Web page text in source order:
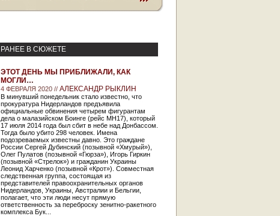
РАНЕЕ В СЮЖЕТЕ
ЭТОТ ДЕНЬ МЫ ПРИБЛИЖАЛИ, КАК
МОГЛИ…
4 ФЕВРАЛЯ 2020 // АЛЕКСАНДР РЫКЛИН
В минувший понедельник стало известно, что
прокуратура Нидерландов предъявила
официальные обвинения четырем фигурантам
дела о малазийском Боинге (рейс MH17), который
17 июля 2014 года был сбит в небе над Донбассом.
Тогда было убито 298 человек. Имена
подозреваемых известны давно. Это граждане
России Сергей Дубинский (позывной «Хмурый»),
Олег Пулатов (позывной «Гюрза»), Игорь Гиркин
(позывной «Стрелок») и гражданин Украины
Леонид Харченко (позывной «Крот»). Совместная
следственная группа, состоящая из
представителей правоохранительных органов
Нидерландов, Украины, Австралии и Бельгии,
полагает, что эти люди несут прямую
ответственность за переброску зенитно-ракетного
комплекса Бук...